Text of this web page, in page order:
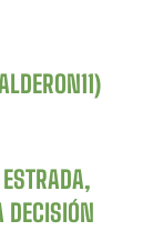
DECISIÓN